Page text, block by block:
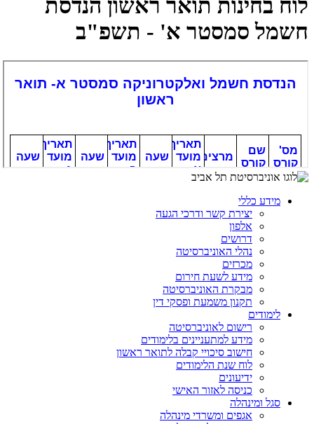
לוח בחינות תואר ראשון הנדסת
חשמל סמסטר א' - תשפ"ב
מידע כללי
יצירת קשר ודרכי הגעה
אלפון
דרושים
נהלי האוניברסיטה
מכרזים
מידע לשעת חירום
מבקרת האוניברסיטה
תקנון משמעת ופסקי דין
לימודים
רישום לאוניברסיטה
מידע למתעניינים בלימודים
חישוב סיכויי קבלה לתואר ראשון
לוח שנת הלימודים
ידיעונים
כניסה לאזור האישי
סגל ומינהלה
אגפים ומשרדי מינהלה